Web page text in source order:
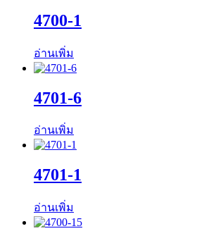
4700-1
อ่านเพิ่ม
4701-6
อ่านเพิ่ม
4701-1
อ่านเพิ่ม